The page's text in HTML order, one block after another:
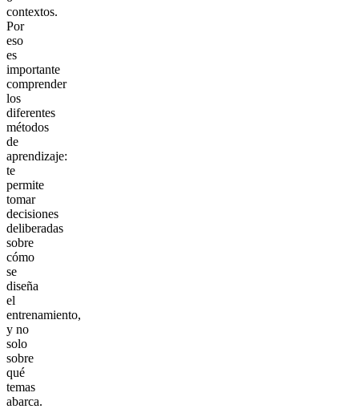
contextos.
Por
eso
es
importante
comprender
los
diferentes
métodos
de
aprendizaje:
te
permite
tomar
decisiones
deliberadas
sobre
cómo
se
diseña
el
entrenamiento,
y no
solo
sobre
qué
temas
abarca.